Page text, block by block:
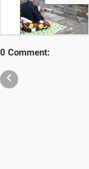
0 Comment:
